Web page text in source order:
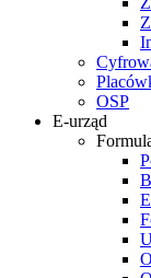
OSP
E-urząd